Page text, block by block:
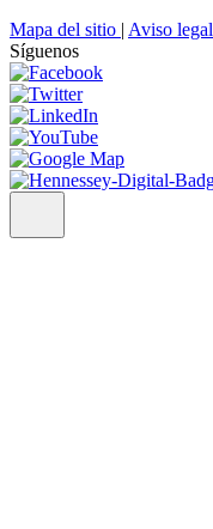
Mapa del sitio | Aviso legal
Síguenos